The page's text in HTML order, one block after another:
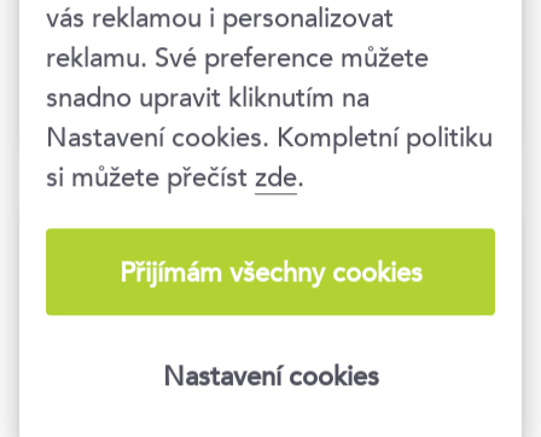
16. 9. 2026 Praha 1
další termíny
8 990 Kčbez DPH
Nově na manažerské pozici: Z
kolegy nadřízeným
22.–23. 9. 2026
Brno
vás reklamou i personalizovat
reklamu. Své preference můžete
snadno upravit kliknutím na
Nastavení cookies. Kompletní politiku
si můžete přečístzde.
Přijímám všechny cookies
Nastavení cookies